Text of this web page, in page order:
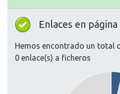
Enlaces en página
Hemos encontrado un total
0 enlace(s) a ficheros